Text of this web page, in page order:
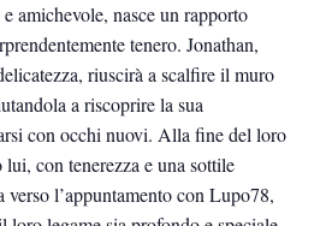
amichevole, nasce un rapporto
tenero. Jonathan,
riuscirà a scalfire il muro
a riscoprire la sua
con occhi nuovi. Alla fine del loro
con tenerezza e una sottile
l’appuntamento con Lupo78,